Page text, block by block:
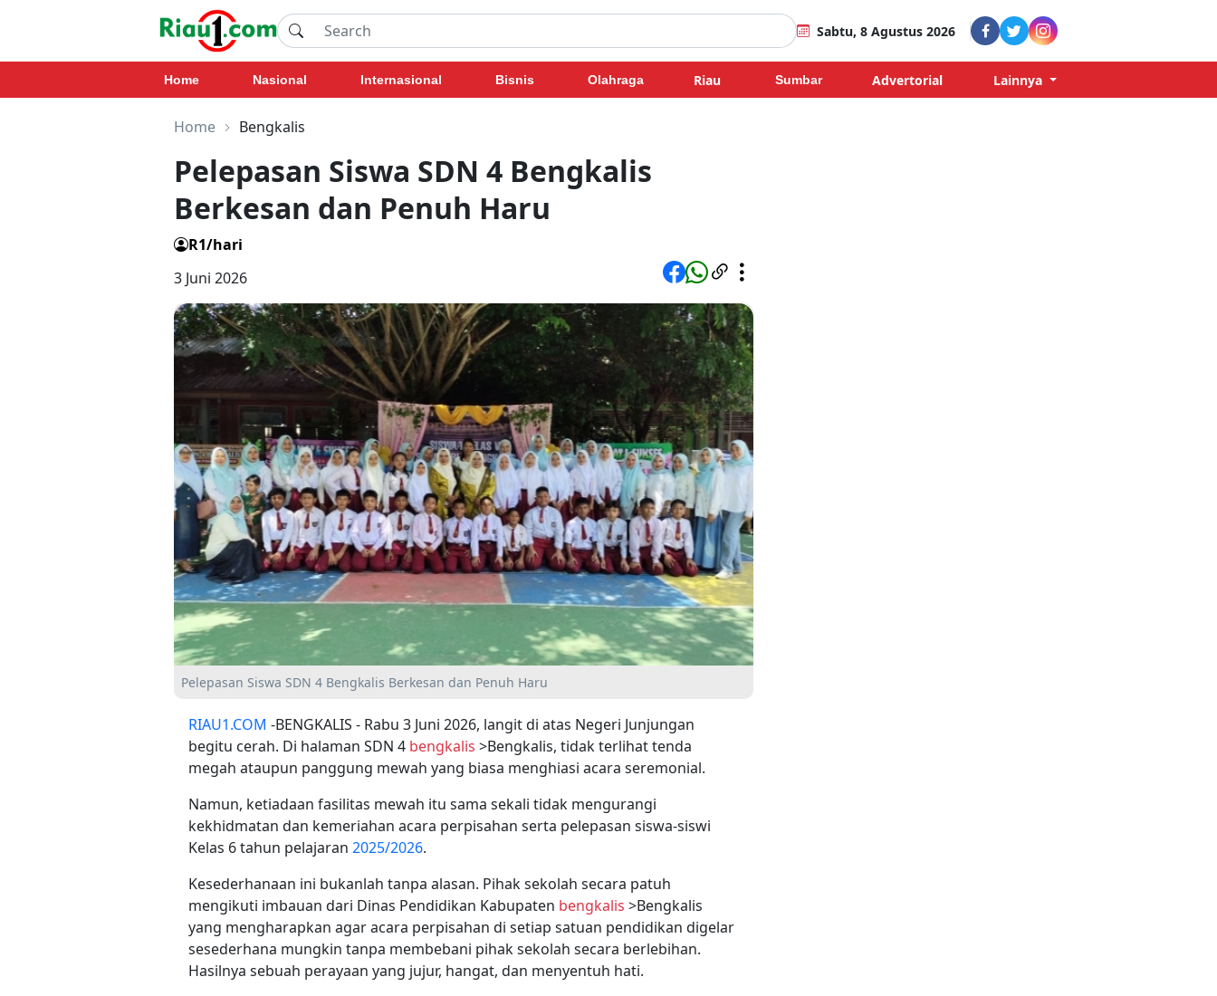
Sabtu, 8 Agustus 2026
Home Nasional Internasional Bisnis Olahraga Riau Sumbar Advertorial Lainnya
Home Bengkalis
Pelepasan Siswa SDN 4 Bengkalis
Berkesan dan Penuh Haru
R1/hari
3 Juni 2026
Pelepasan Siswa SDN 4 Bengkalis Berkesan dan Penuh Haru
RIAU1.COM -BENGKALIS - Rabu 3 Juni 2026, langit di atas Negeri Junjungan
begitu cerah. Di halaman SDN 4 bengkalis >Bengkalis, tidak terlihat tenda
megah ataupun panggung mewah yang biasa menghiasi acara seremonial.
Namun, ketiadaan fasilitas mewah itu sama sekali tidak mengurangi
kekhidmatan dan kemeriahan acara perpisahan serta pelepasan siswa-siswi
Kelas 6 tahun pelajaran 2025/2026.
​Kesederhanaan ini bukanlah tanpa alasan. Pihak sekolah secara patuh
mengikuti imbauan dari Dinas Pendidikan Kabupaten bengkalis >Bengkalis
yang mengharapkan agar acara perpisahan di setiap satuan pendidikan digelar
sesederhana mungkin tanpa membebani pihak sekolah secara berlebihan.
Hasilnya sebuah perayaan yang jujur, hangat, dan menyentuh hati.